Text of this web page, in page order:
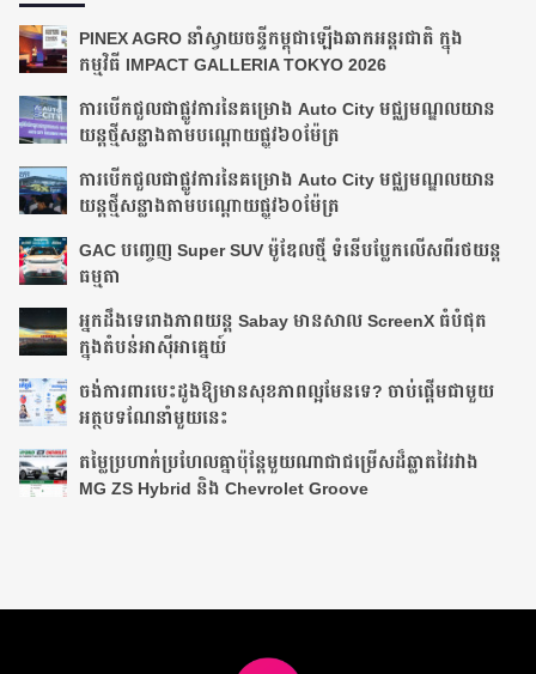
PINEX AGRO នាំស្វាយចន្ទីកម្ពុជាឡើងឆាកអន្តរជាតិ ក្នុង
កម្មវិធី IMPACT GALLERIA TOKYO 2026
ការបើកជួលជាផ្លូវការនៃគម្រោង Auto City មជ្ឈមណ្ឌលយាន
យន្តថ្មីសន្លាងតាមបណ្ដោយ​ផ្លូវ​៦០ម៉ែត្រ
ការបើកជួលជាផ្លូវការនៃគម្រោង Auto City មជ្ឈមណ្ឌលយាន
យន្តថ្មីសន្លាងតាមបណ្ដោយ​ផ្លូវ​៦០ម៉ែត្រ
GAC បញ្ចេញ Super SUV ម៉ូឌែលថ្មី ទំនើបប្លែកលើសពីរថយន្ត
ធម្មតា
អ្នក​ដឹង​ទេ​រោង​ភាព​យន្ត​ Sabay មាន​សាល ScreenX ធំ​បំផុត​
ក្នុង​តំបន់​អាស៊ីអាគ្នេយ៍​
ចង់ការពារបេះដូងឱ្យមានសុខភាពល្អមែនទេ? ចាប់ផ្តើមជាមួយ
អត្ថបទណែនាំមួយនេះ
តម្លៃប្រហាក់ប្រហែលគ្នាប៉ុន្តែមួយណាជាជម្រើសដ៏ឆ្លាតវៃរវាង
MG ZS Hybrid និង Chevrolet Groove